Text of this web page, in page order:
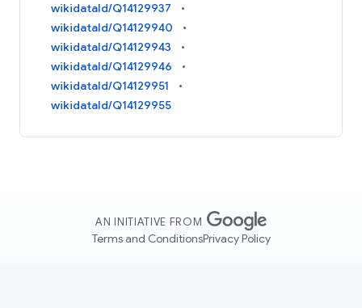
wikidataId/Q14129937
wikidataId/Q14129940
wikidataId/Q14129943
wikidataId/Q14129946
wikidataId/Q14129951
wikidataId/Q14129955
AN INITIATIVE FROM
Terms and ConditionsPrivacy Policy